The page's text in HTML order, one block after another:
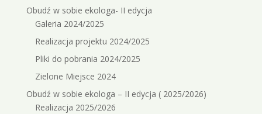
Obudź w sobie ekologa- II edycja
Galeria 2024/2025
Realizacja projektu 2024/2025
Pliki do pobrania 2024/2025
Zielone Miejsce 2024
Obudź w sobie ekologa – II edycja ( 2025/2026)
Realizacja 2025/2026